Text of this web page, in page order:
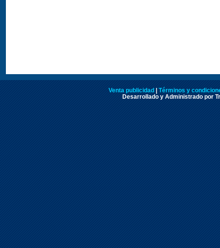
Venta publicidad | Términos y
Desarrollado y Administrado por